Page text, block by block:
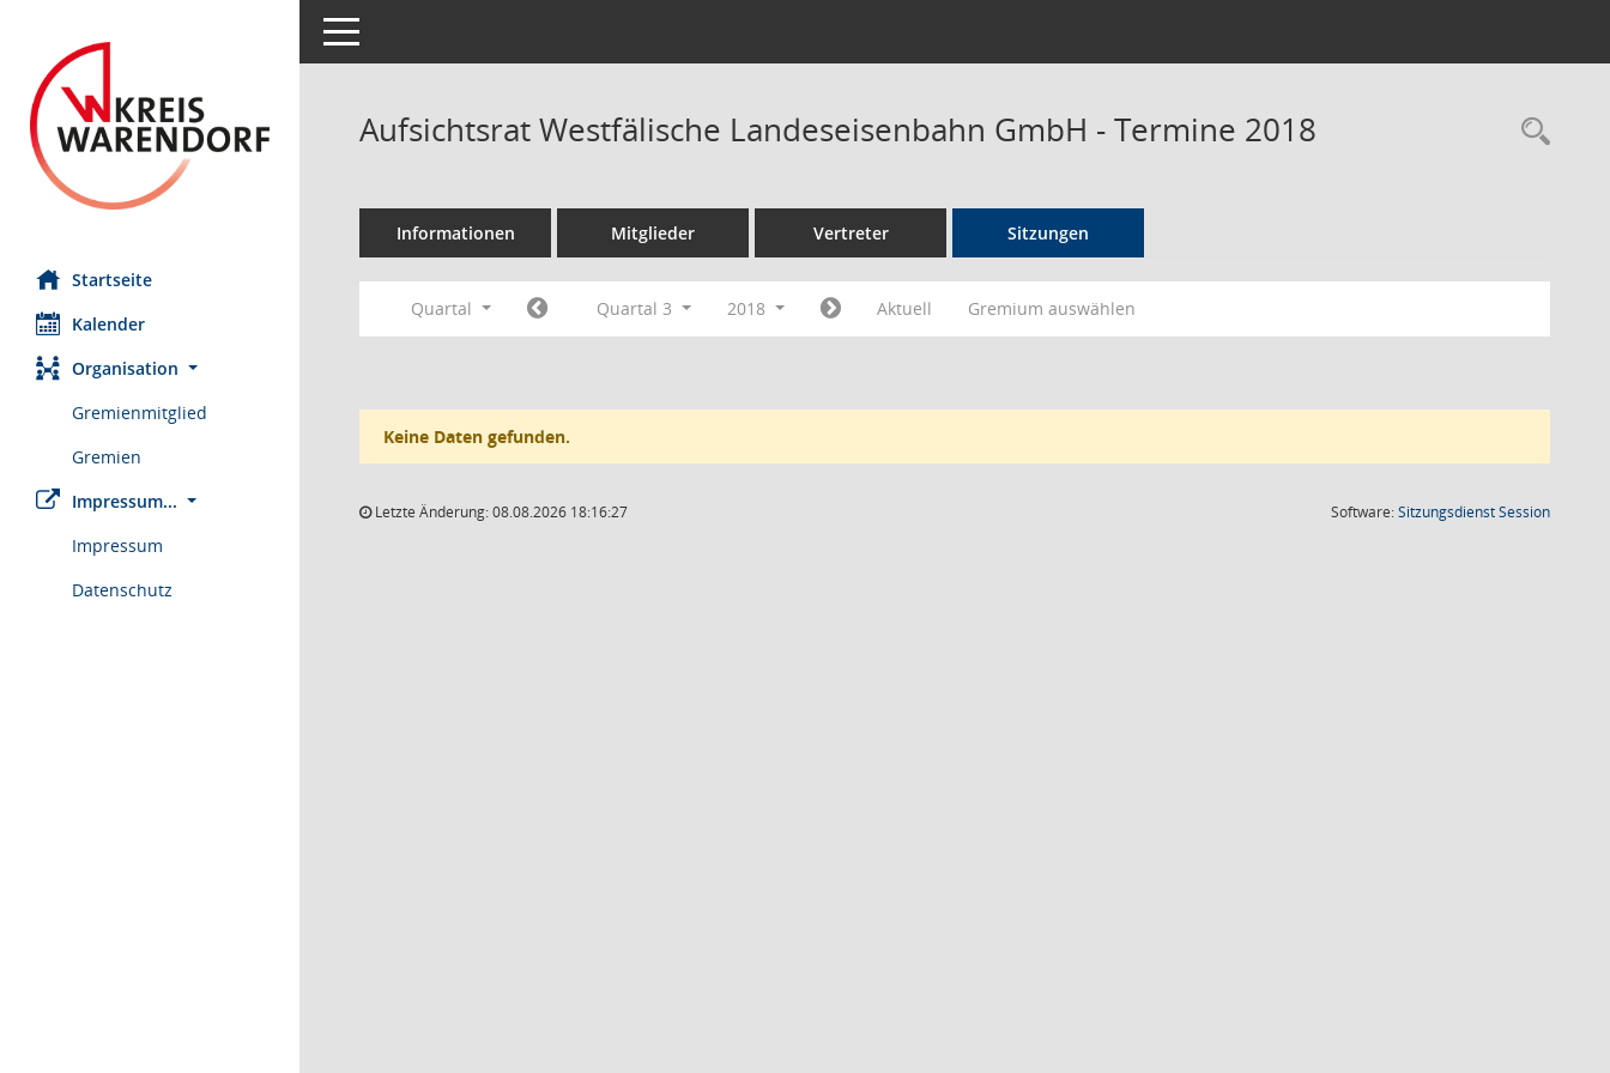
Startseite
Kalender
Organisation
Gremienmitglied
Gremien
Impressum...
Impressum
Datenschutz
Toggle navigation
Aufsichtsrat Westfälische Landeseisenbahn GmbH - Termine 2018
Informationen Mitglieder Vertreter Sitzungen
Quartal Quartal 3 2018 Aktuell Gremium auswählen
Keine Daten gefunden.
Letzte Änderung: 08.08.2026 18:16:27 Software:SitzungsdienstSession(Wird in